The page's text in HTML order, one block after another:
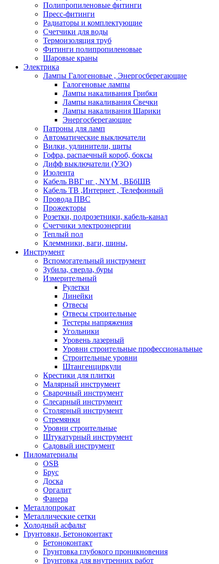
Полипропиленовые фитинги
Пресс-фитинги
Радиаторы и комплектующие
Счетчики для воды
Термоизоляция труб
Фитинги полипропиленовые
Шаровые краны
Электрика
Лампы Галогеновые , Энергосберегающие
Галогеновые лампы
Лампы накаливания Грибки
Лампы накаливания Свечки
Лампы накаливания Шарики
Энергосберегающие
Патроны для ламп
Автоматические выключатели
Вилки, удлинители, щиты
Гофра, распаечный короб, боксы
Дифф выключатели (УЗО)
Изолента
Кабель ВВГ нг , NYM , ВБбШВ
Кабель ТВ ,Интернет , Телефонный
Провода ПВС
Прожекторы
Розетки, подрозетники, кабель-канал
Счетчики электроэнергии
Теплый пол
Клеммники, ваги, шины,
Инструмент
Вспомогательный инструмент
Зубила, сверла, буры
Измерительный
Рулетки
Линейки
Отвесы
Отвесы строительные
Тестеры напряжения
Угольники
Уровень лазерный
Уровни строительные профессиональные
Строительные уровни
Штангенциркули
Крестики для плитки
Малярный инструмент
Сварочный инструмент
Слесарный инструмент
Столярный инструмент
Стремянки
Уровни строительные
Штукатурный инструмент
Садовый инструмент
Пиломатериалы
OSB
Брус
Доска
Оргалит
Фанера
Металлопрокат
Металлические сетки
Холодный асфальт
Грунтовки, Бетоноконтакт
Бетоноконтакт
Грунтовка глубокого проникновения
Грунтовка для внутренних работ